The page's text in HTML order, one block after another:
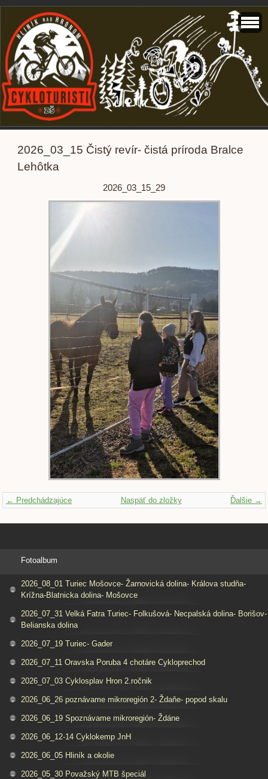
2026_03_15 Čistý revír- čistá príroda Bralce
Lehôtka
2026_03_15_29
← Predchádzajúce Ďalšie →
Naspäť do zložky
Fotoalbum
2026_08_01 Turiec Mošovce- Žarnovická dolina- Králova studňa-
Krížna-Blatnicka dolina- Mošovce
2026_07_31 Velká Fatra Turiec- Folkušová- Necpalská dolina- Borišov-
Belianska dolina
2026_07_19 Turiec- Gader
2026_07_11 Oravska Poruba 4 chotáre Cykloprechod
2026_07_03 Cyklosplav Hron 2.ročnik
2026_06_26 poznávame mikroregión 2- Ždaňe- popod skalu
2026_06_19 Spoznávame mikroregión- Ždáne
2026_06_12-14 Cyklokemp JnH
2026_06_05 Hliník a okolie
2026_05_30 Považský MTB špeciál